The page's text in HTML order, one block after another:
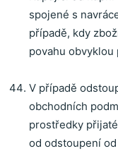
spojené s
případě, kdy
povahu
V případě
obchodních
prostředky
od odstoupení